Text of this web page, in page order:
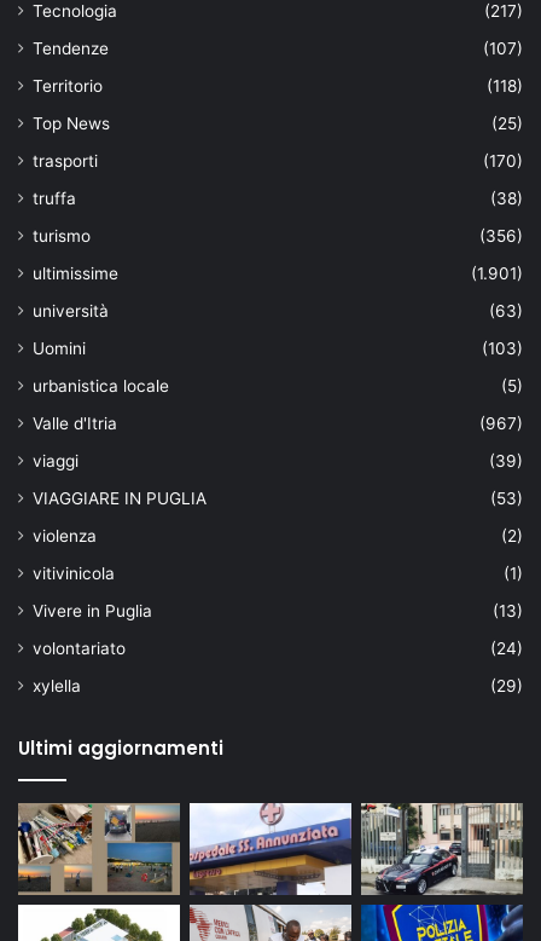
Tecnologia
(217)
Tendenze
(107)
Territorio
(118)
Top News
(25)
trasporti
(170)
truffa
(38)
turismo
(356)
ultimissime
(1.901)
università
(63)
Uomini
(103)
urbanistica locale
(5)
Valle d'Itria
(967)
viaggi
(39)
VIAGGIARE IN PUGLIA
(53)
violenza
(2)
vitivinicola
(1)
Vivere in Puglia
(13)
volontariato
(24)
xylella
(29)
Ultimi aggiornamenti